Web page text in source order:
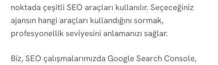
noktada çeşitli SEO araçları kullanılır. Seçeceğiniz
ajansın hangi araçları kullandığını sormak,
profesyonellik seviyesini anlamanızı sağlar.
Biz, SEO çalışmalarımızda Google Search Console,